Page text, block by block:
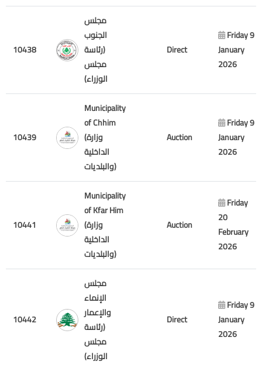
10438
مجلس
الجنوب
(رئاسة
مجلس
الوزراء)
Direct
Friday 9
January
2026
10439
Municipality
of Chhim
(وزارة
الداخلية
والبلديات)
Auction
Friday 9
January
2026
10441
Municipality
of Kfar Him
(وزارة
الداخلية
والبلديات)
Auction
Friday
20
February
2026
10442
مجلس
الإنماء
والإعمار
(رئاسة
مجلس
الوزراء)
Direct
Friday 9
January
2026